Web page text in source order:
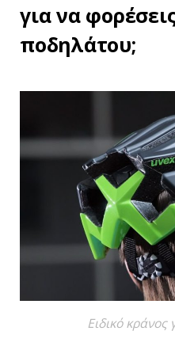
για να
ποδηλάτου;
Ειδικό κράνος